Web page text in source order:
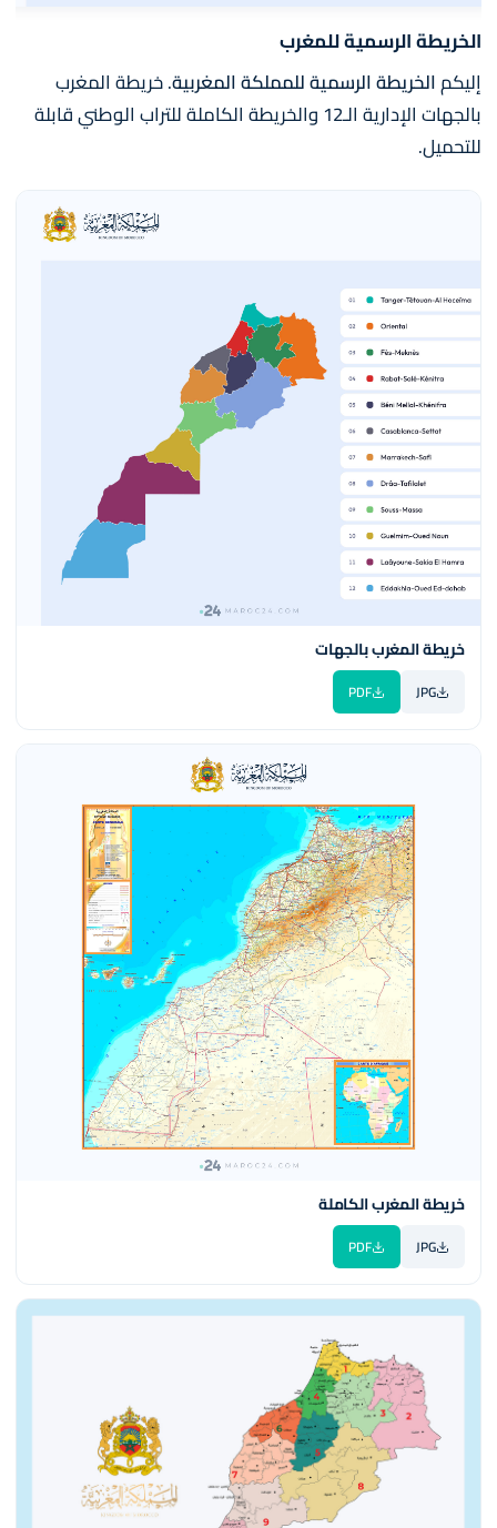
الخريطة الرسمية للمغرب
إليكمالخريطة الرسمية للمملكة المغربية. خريطة المغرب
بالجهات الإدارية الـ12 والخريطة الكاملة للتراب الوطني قابلة
للتحميل.
خريطة المغرب بالجهات
JPG
PDF
خريطة المغرب الكاملة
JPG
PDF